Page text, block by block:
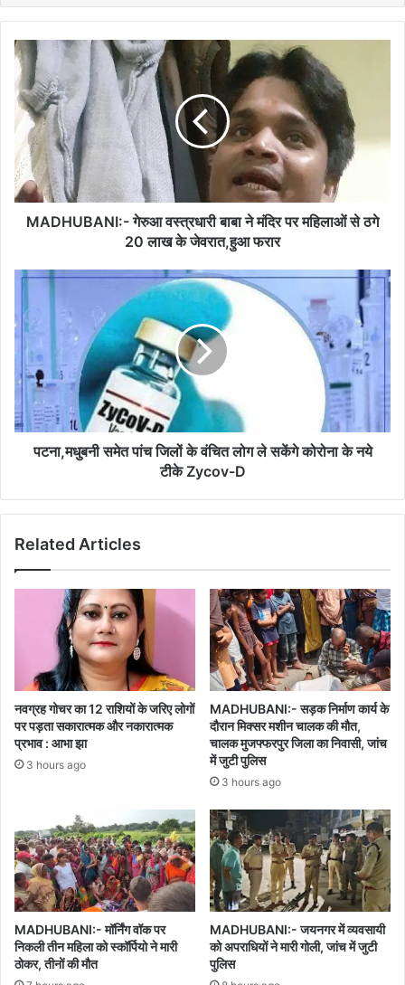
MADHUBANI:-
गेरुआ
वस्त्रधारी
बाबा
ने
मंदिर
पर
महिलाओं
से
के
फरार
MADHUBANI:- गेरुआ वस्त्रधारी बाबा ने मंदिर पर महिलाओं से ठगे
20 लाख के जेवरात,हुआ फरार
पटना,मधुबनी
पांच
जिलों
के
वंचित
लोग
ले
सकेंगे
कोरोना
D
पटना,मधुबनी समेत पांच जिलों के वंचित लोग ले सकेंगे कोरोना के नये
टीके Zycov-D
Related Articles
नवग्रह गोचर का 12 राशियों के जरिए लोगों
पर पड़ता सकारात्मक और नकारात्मक
प्रभाव : आभा झा
3 hours ago
MADHUBANI:- सड़क निर्माण कार्य के
दौरान मिक्सर मशीन चालक की मौत,
चालक मुजफ्फरपुर जिला का निवासी, जांच
में जुटी पुलिस
3 hours ago
MADHUBANI:- मॉर्निंग वॉक पर
निकली तीन महिला को स्कॉर्पियो ने मारी
ठोकर, तीनों की मौत
MADHUBANI:- जयनगर में व्यवसायी
को अपराधियों ने मारी गोली, जांच में जुटी
पुलिस